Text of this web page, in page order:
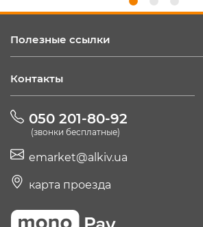
Полезные ссылки
Контакты
050 201-80-92
(звонки бесплатные)
emarket@alkiv.ua
карта проезда